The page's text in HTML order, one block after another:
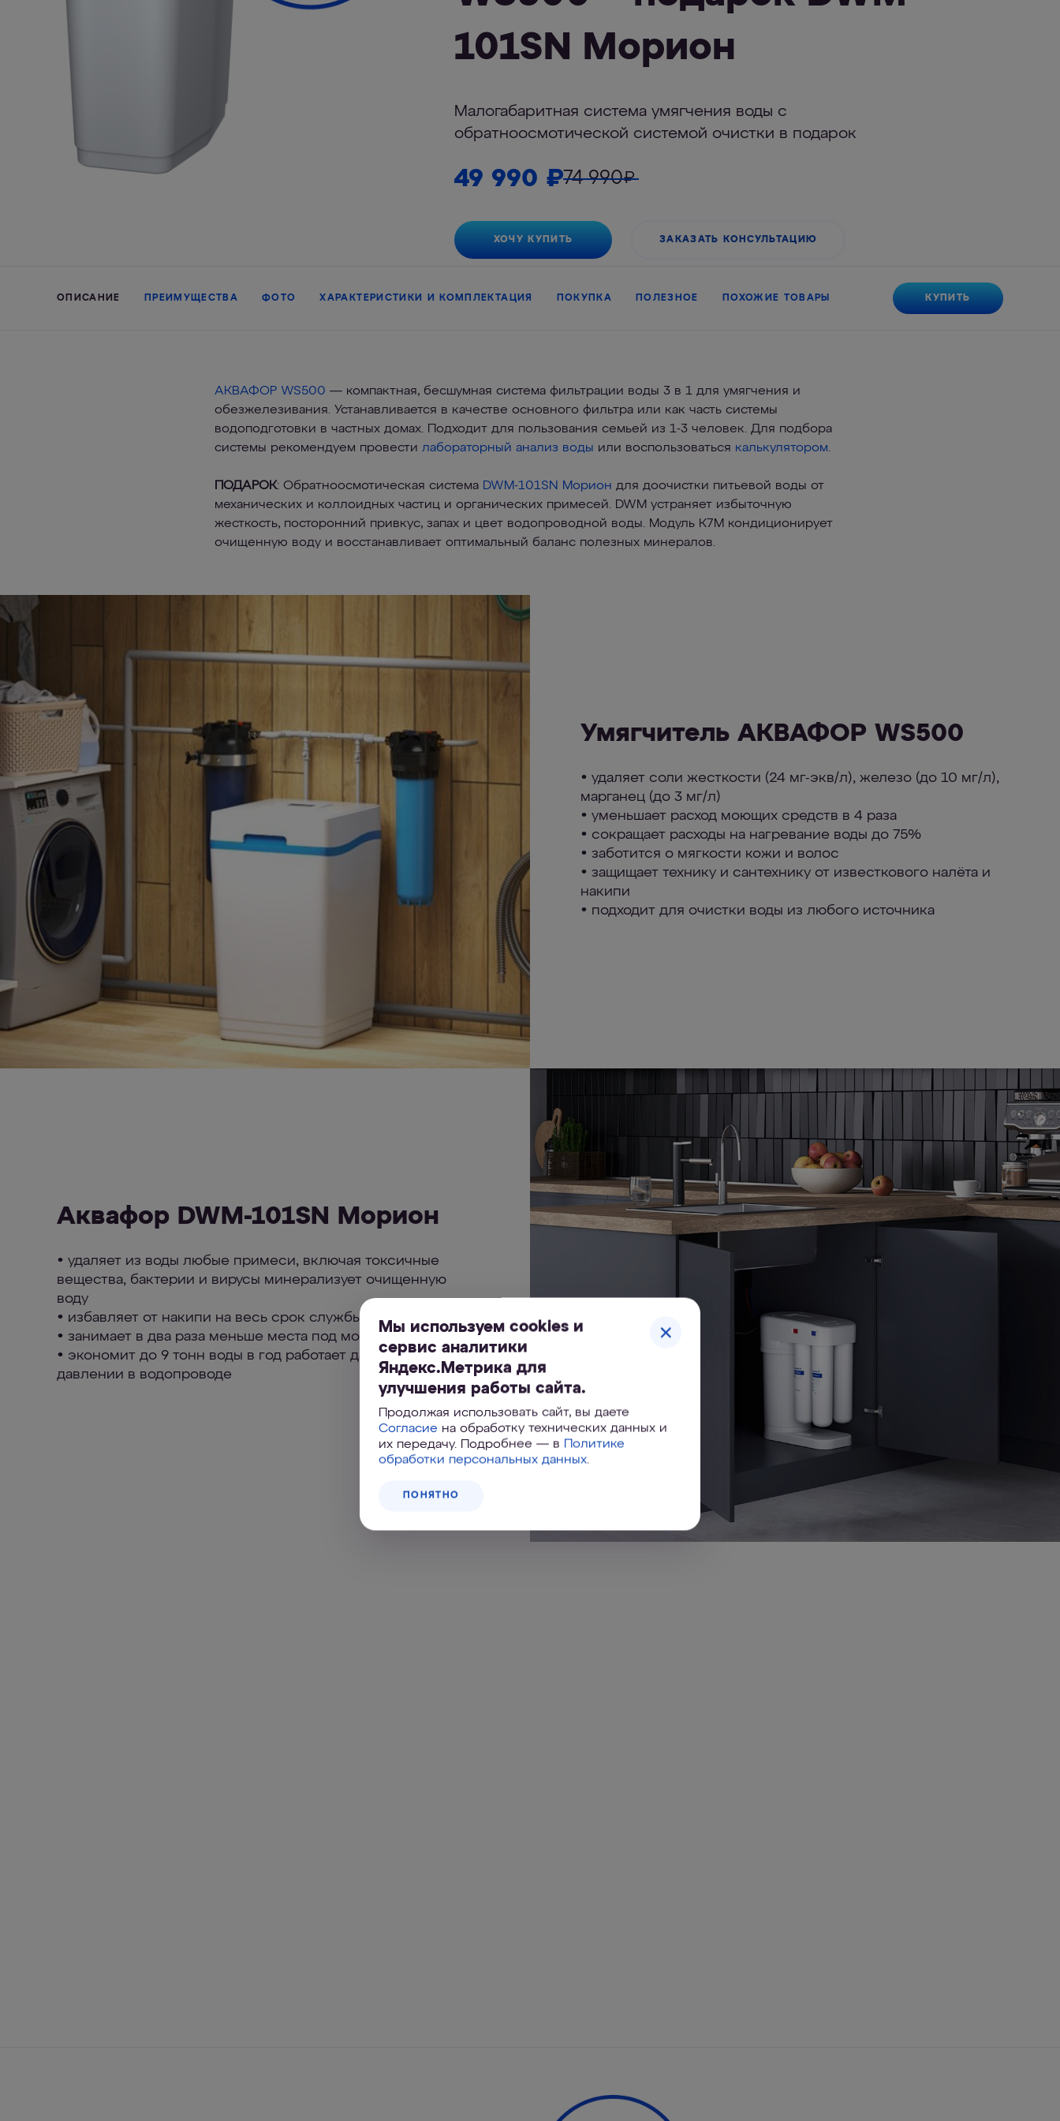
101SN Морион
Малогабаритная система умягчения воды с
обратноосмотической системой очистки в подарок
49 990 ₽74 990₽
ХОЧУ КУПИТЬ ЗАКАЗАТЬ КОНСУЛЬТАЦИЮ
ОПИСАНИЕ ПРЕИМУЩЕСТВА ФОТО ХАРАКТЕРИСТИКИ И КОМПЛЕКТАЦИЯ ПОКУПКА ПОЛЕЗНОЕ ПОХОЖИЕ ТОВАРЫ КУПИТЬ
АКВАФОР WS500 — компактная, бесшумная система фильтрации воды 3 в 1 для умягчения и
обезжелезивания. Устанавливается в качестве основного фильтра или как часть системы
водоподготовки в частных домах. Подходит для пользования семьей из 1-3 человек. Для подбора
системы рекомендуем провести лабораторный анализ воды или воспользоваться калькулятором.
ПОДАРОК: Обратноосмотическая система DWM-101SN Морион для доочистки питьевой воды от
механических и коллоидных частиц и органических примесей. DWM устраняет избыточную
жесткость, посторонний привкус, запах и цвет водопроводной воды. Модуль К7М кондиционирует
очищенную воду и восстанавливает оптимальный баланс полезных минералов.
Умягчитель АКВАФОР WS500
• удаляет соли жесткости (24 мг-экв/л), железо (до 10 мг/л),
марганец (до 3 мг/л)
• уменьшает расход моющих средств в 4 раза
• сокращает расходы на нагревание воды до 75%
• заботится о мягкости кожи и волос
• защищает технику и сантехнику от известкового налёта и
накипи
• подходит для очистки воды из любого источника
Аквафор DWM-101SN Морион
• удаляет из воды любые примеси, включая токсичные
вещества, бактерии и вирусы минерализует очищенную
воду
• избавляет от накипи на весь срок службы мембраны
• занимает в два раза меньше места под мойкой
• экономит до 9 тонн воды в год работает даже при низком
давлении в водопроводе
Мы используем cookies и
сервис аналитики
Яндекс.Метрика для
улучшения работы сайта.
Продолжая использовать сайт, вы даете
Согласие на обработку технических данных и
их передачу. Подробнее — в Политике
обработки персональных данных.
ПОНЯТНО